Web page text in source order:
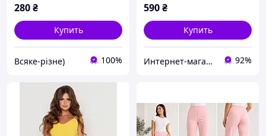
280₴
Купить
Всяке-різне) 100%
590₴
Купить
Интернет-магазин «MissDi» 92%